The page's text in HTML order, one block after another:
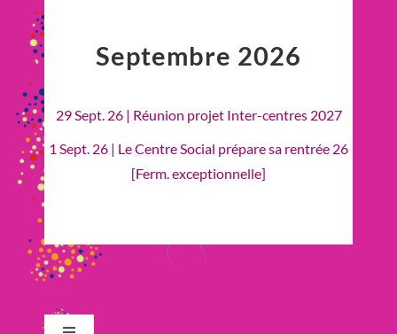
Septembre 2026
29 Sept. 26 | Réunion projet Inter-centres 2027
1 Sept. 26 | Le Centre Social prépare sa rentrée 26
[Ferm. exceptionnelle]